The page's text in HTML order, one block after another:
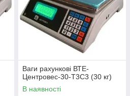
Ваги рахункові ВТЕ-
Центровес-30-Т3С3 (30 кг)
В наявності